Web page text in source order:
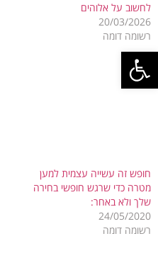
פתח סרגל
לחשוב על אלוהים
20/03/2026
רשומה דומה
חופש זה עשייה עצמית למען
מטרה כדי שרגש חופשי בחירה
שלך ולא באחר:
24/05/2020
רשומה דומה